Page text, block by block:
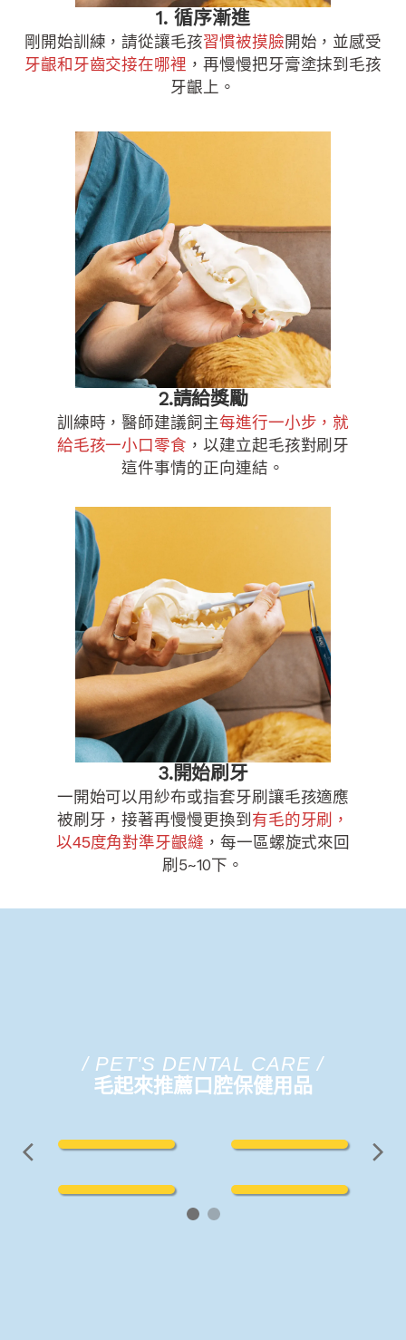
1. 循序漸進
剛開始訓練，請從讓毛孩習慣被摸臉開始，並感受
牙齦和牙齒交接在哪裡 ，再慢慢把牙膏塗抹到毛孩
牙齦上。
2.請給獎勵
訓練時，醫師建議飼主每進行一小步，就
給毛孩一小口零食 ，以建立起毛孩對刷牙
這件事情的正向連結。
3.開始刷牙
一開始可以用紗布或指套牙刷讓毛孩適應
被刷牙，接著再慢慢更換到 有毛的牙刷，
以45度角對準牙齦縫 ，每一區螺旋式來回
刷5~10下。
/ PET'S DENTAL CARE /
毛起來推薦口腔保健用品